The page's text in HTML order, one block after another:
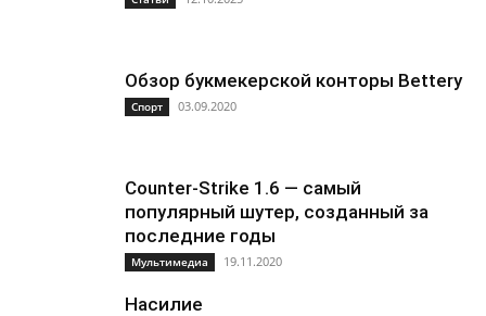
Обзор букмекерской конторы Bettery
Спорт 03.09.2020
Counter-Strike 1.6 — самый
популярный шутер, созданный за
последние годы
Мультимедиа 19.11.2020
Насилие